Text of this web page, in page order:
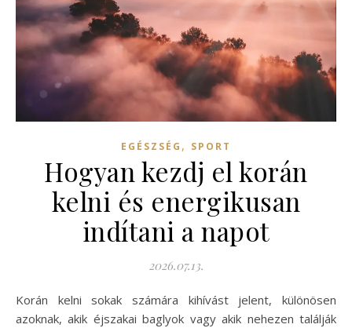
EGÉSZSÉG , SPORT
Hogyan kezdj el korán
kelni és energikusan
indítani a napot
2026.07.13.
Korán kelni sokak számára kihívást jelent, különösen
azoknak, akik éjszakai baglyok vagy akik nehezen találják